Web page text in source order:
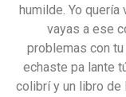
humilde. Yo
vayas a ese
problemas con
echaste pa lante
colibrí y un libro de